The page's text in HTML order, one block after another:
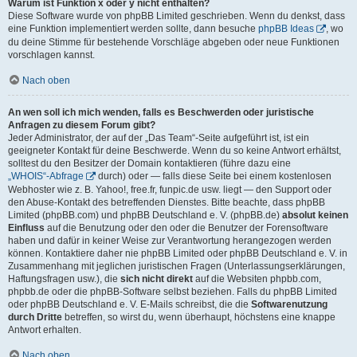
Warum ist Funktion x oder y nicht enthalten?
Diese Software wurde von phpBB Limited geschrieben. Wenn du denkst, dass
eine Funktion implementiert werden sollte, dann besuche phpBB Ideas
, wo
du deine Stimme für bestehende Vorschläge abgeben oder neue Funktionen
vorschlagen kannst.
Nach oben
An wen soll ich mich wenden, falls es Beschwerden oder juristische
Anfragen zu diesem Forum gibt?
Jeder Administrator, der auf der „Das Team“-Seite aufgeführt ist, ist ein
geeigneter Kontakt für deine Beschwerde. Wenn du so keine Antwort erhältst,
solltest du den Besitzer der Domain kontaktieren (führe dazu eine
„WHOIS“-Abfrage
durch) oder — falls diese Seite bei einem kostenlosen
Webhoster wie z. B. Yahoo!, free.fr, funpic.de usw. liegt — den Support oder
den Abuse-Kontakt des betreffenden Dienstes. Bitte beachte, dass phpBB
Limited (phpBB.com) und phpBB Deutschland e. V. (phpBB.de) absolut keinen
Einfluss auf die Benutzung oder den oder die Benutzer der Forensoftware
haben und dafür in keiner Weise zur Verantwortung herangezogen werden
können. Kontaktiere daher nie phpBB Limited oder phpBB Deutschland e. V. in
Zusammenhang mit jeglichen juristischen Fragen (Unterlassungserklärungen,
Haftungsfragen usw.), die sich nicht direkt auf die Websiten phpbb.com,
phpbb.de oder die phpBB-Software selbst beziehen. Falls du phpBB Limited
oder phpBB Deutschland e. V. E-Mails schreibst, die die Softwarenutzung
durch Dritte betreffen, so wirst du, wenn überhaupt, höchstens eine knappe
Antwort erhalten.